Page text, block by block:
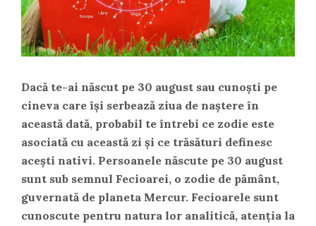
Dacă te-ai născut pe 30 august sau cunoști pe
cineva care își serbează ziua de naștere în
această dată, probabil te întrebi ce zodie este
asociată cu această zi și ce trăsături definesc
acești nativi. Persoanele născute pe 30 august
sunt sub semnul Fecioarei, o zodie de pământ,
guvernată de planeta Mercur. Fecioarele sunt
cunoscute pentru natura lor analitică, atenția la